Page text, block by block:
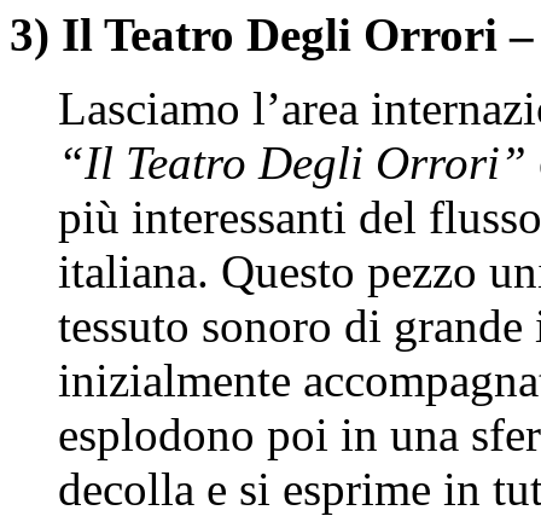
3) Il Teatro Degli Orrori
Lasciamo l’area
“Il Teatro Degli Orrori”
più interessanti del
italiana. Questo pezzo
tessuto sonoro di
inizialmente
esplodono poi in una
decolla e si esprime in